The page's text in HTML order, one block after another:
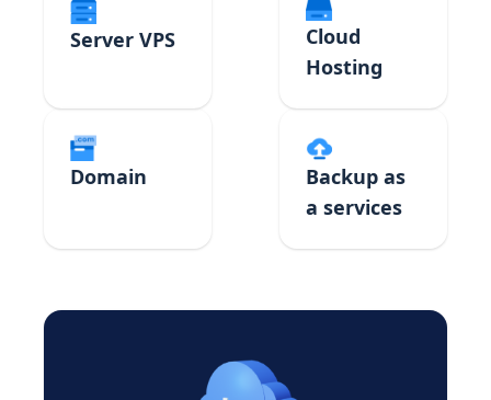
Server VPS
Cloud
Hosting
Domain
Backup as
a services